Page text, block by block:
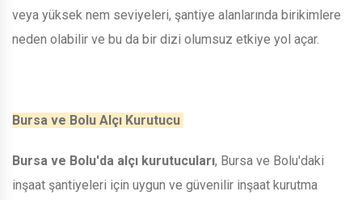
veya yüksek nem seviyeleri, şantiye alanlarında birikimlere
neden olabilir ve bu da bir dizi olumsuz etkiye yol açar.
Bursa ve Bolu Alçı Kurutucu
Bursa ve Bolu'da alçı kurutucuları, Bursa ve Bolu'daki
inşaat şantiyeleri için uygun ve güvenilir inşaat kurutma